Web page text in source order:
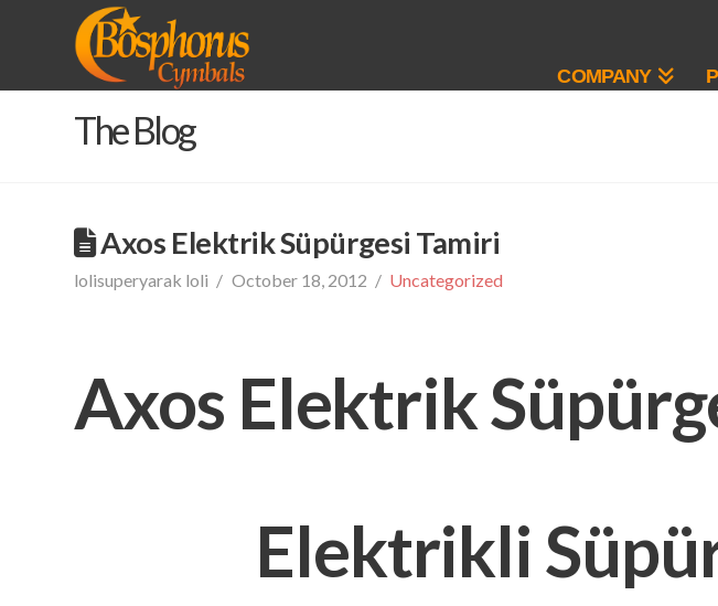
BOSPHORUS
CYMBALS
COMPANY
The Blog
Axos Elektrik Süpürgesi Tamiri
lolisuperyarak loli October 18, 2012 Uncategorized
Axos Elektrik
Elektrikli